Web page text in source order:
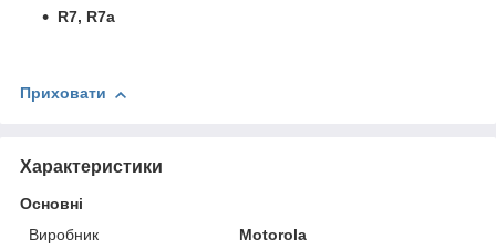
R7, R7a
Приховати
Характеристики
Основні
Виробник
Motorola